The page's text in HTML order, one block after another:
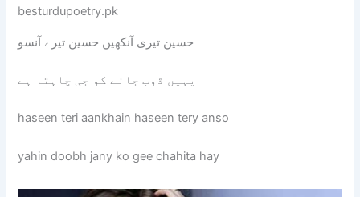
besturdupoetry.pk
حسین تیری آنکھیں حسین تیرے آنسو
یہیں ڈوب جانے کو جی چاہتا ہے
haseen teri aankhain haseen tery anso
yahin doobh jany ko gee chahita hay